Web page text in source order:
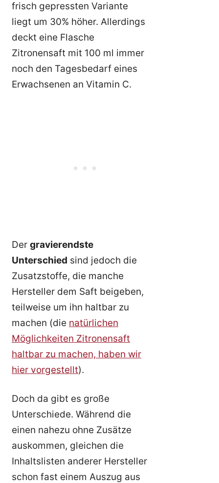
frisch gepressten Variante
liegt um 30% höher. Allerdings
deckt eine Flasche
Zitronensaft mit 100 ml immer
noch den Tagesbedarf eines
Erwachsenen an Vitamin C.
Der gravierendste
Unterschied sind jedoch die
Zusatzstoffe, die manche
Hersteller dem Saft beigeben,
teilweise um ihn haltbar zu
machen (die natürlichen
Möglichkeiten Zitronensaft
haltbar zu machen, haben wir
hier vorgestellt).
Doch da gibt es große
Unterschiede. Während die
einen nahezu ohne Zusätze
auskommen, gleichen die
Inhaltslisten anderer Hersteller
schon fast einem Auszug aus